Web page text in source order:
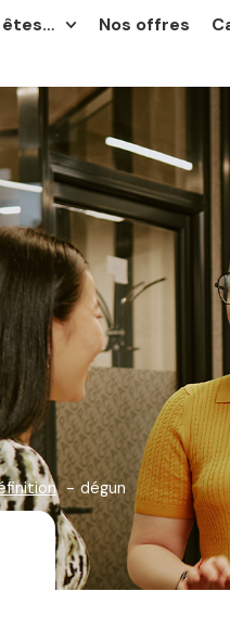
êtes… Nos offres
dégun